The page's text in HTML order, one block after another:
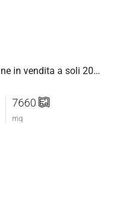
Tenuta di charme con due piscine in vendita a soli 20 minuti da Firenze
7660
mq